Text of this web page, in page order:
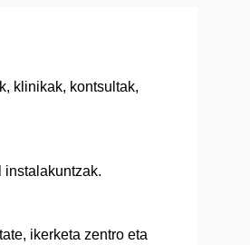
klinikak, kontsultak,
instalakuntzak.
ikerketa zentro eta